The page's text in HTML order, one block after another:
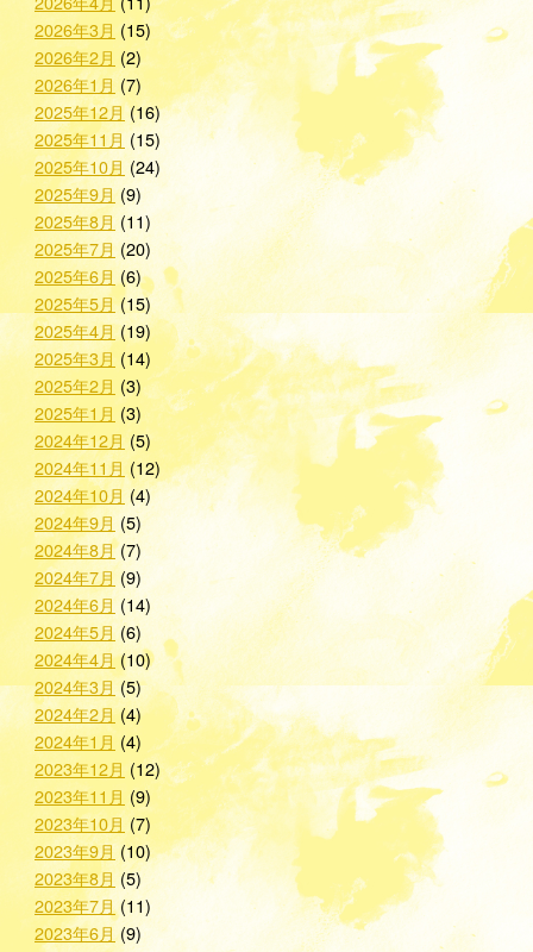
2026年3月 (15)
2026年2月 (2)
2026年1月 (7)
2025年12月(16)
2025年11月(15)
2025年10月 (24)
2025年9月(9)
2025年8月 (11)
2025年7月 (20)
2025年6月 (6)
2025年5月(15)
2025年4月(19)
2025年3月 (14)
2025年2月 (3)
2025年1月 (3)
2024年12月(5)
2024年11月 (12)
2024年10月 (4)
2024年9月 (5)
2024年8月(7)
2024年7月 (9)
2024年6月 (14)
2024年5月 (6)
2024年4月(10)
2024年3月(5)
2024年2月(4)
2024年1月 (4)
2023年12月 (12)
2023年11月 (9)
2023年10月 (7)
2023年9月(10)
2023年8月(5)
2023年7月(11)
2023年6月(9)